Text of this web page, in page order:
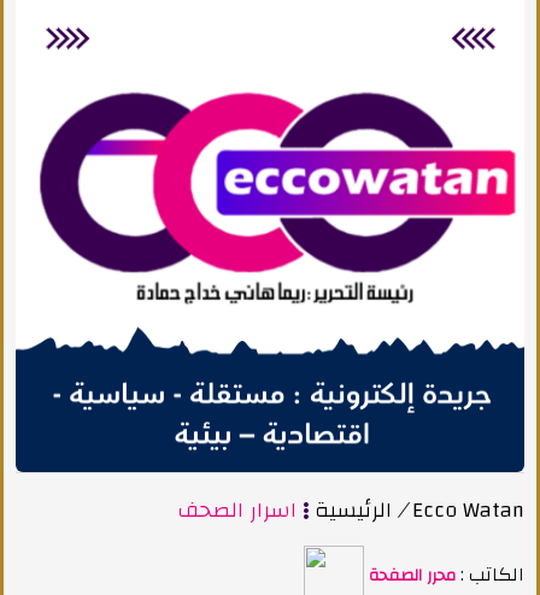
الرئيسية اسرار الصحف /Ecco Watan
الكاتب :محرر الصفحة